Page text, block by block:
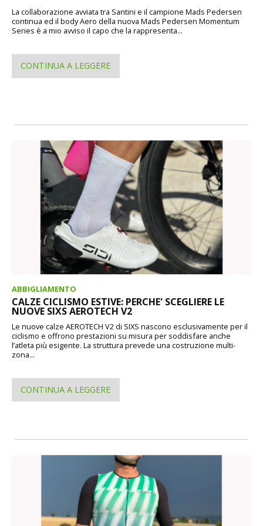
La collaborazione avviata tra Santini e il campione Mads Pedersen
continua ed il body Aero della nuova Mads Pedersen Momentum
Series è a mio avviso il capo che la rappresenta...
CONTINUA A LEGGERE
ABBIGLIAMENTO
CALZE CICLISMO ESTIVE: PERCHE' SCEGLIERE LE
NUOVE SIXS AEROTECH V2
Le nuove calze AEROTECH V2 di SIXS nascono esclusivamente per il
ciclismo e offrono prestazioni su misura per soddisfare anche
l’atleta più esigente. La struttura prevede una costruzione multi-
zona...
CONTINUA A LEGGERE